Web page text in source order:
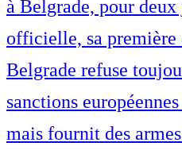
à Belgrade, pour
officielle, sa première
Belgrade refuse
sanctions
mais fournit des